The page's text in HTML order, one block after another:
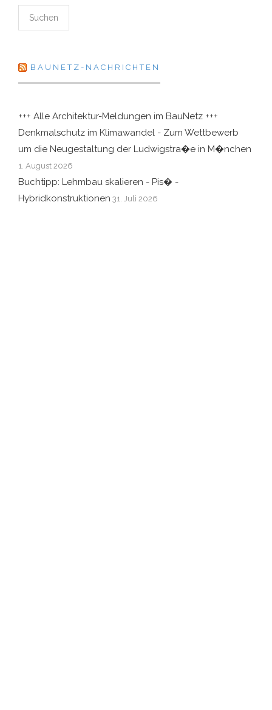
BAUNETZ-NACHRICHTEN
+++ Alle Architektur-Meldungen im BauNetz +++
Denkmalschutz im Klimawandel - Zum Wettbewerb
um die Neugestaltung der Ludwigstra�e in M�nchen
1. August 2026
Buchtipp: Lehmbau skalieren - Pis� -
Hybridkonstruktionen 31. Juli 2026